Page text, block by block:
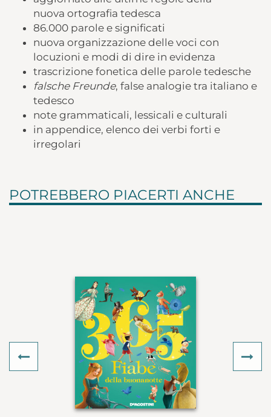
nuova ortografia tedesca
86.000 parole e significati
nuova organizzazione delle voci con
locuzioni e modi di dire in evidenza
trascrizione fonetica delle parole tedesche
falsche Freunde, false analogie tra italiano e
tedesco
note grammaticali, lessicali e culturali
in appendice, elenco dei verbi forti e
irregolari
POTREBBERO PIACERTI ANCHE
Previous